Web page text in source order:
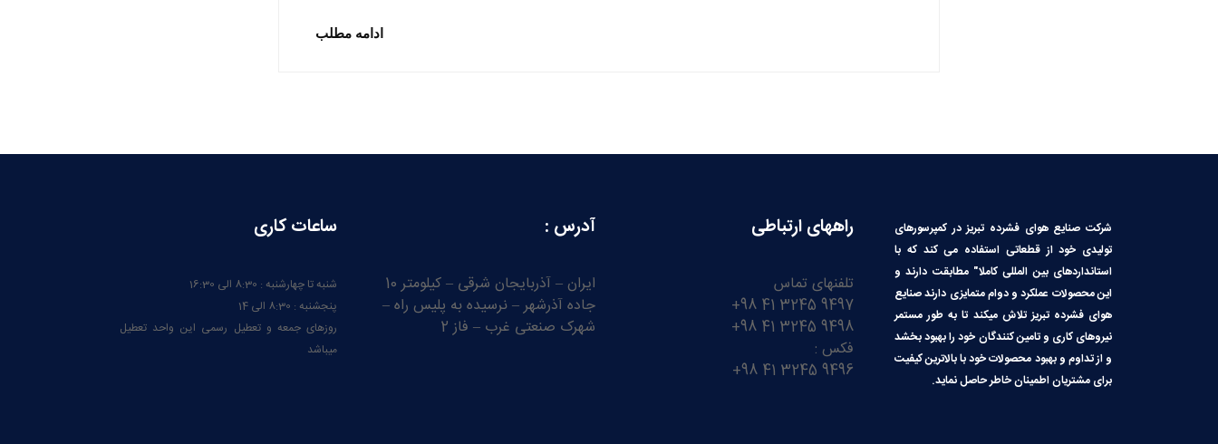
ادامه مطلب
شرکت صنایع هوای فشرده تبریز در کمپرسورهای
تولیدی خود از قطعاتی استفاده می کند که با
استانداردهای بین المللی کاملا″ مطابقت دارند و
این محصولات عملکرد و دوام متمایزی دارند صنایع
هوای فشرده تبریز تلاش میکند تا به طور مستمر
نیروهای کاری و تامین کنندگان خود را بهبود بخشد
و از تداوم و بهبود محصولات خود با بالاترین کیفیت
برای مشتریان اطمینان خاطر حاصل نماید.
راههای ارتباطی
تلفنهای تماس
9497 3245 41 98+
9498 3245 41 98+
فکس :
9496 3245 41 98+
آدرس :
ایران – آذربایجان شرقی – کیلومتر 10
جاده آذرشهر – نرسیده به پلیس راه –
شهرک صنعتی غرب – فاز 2
ساعات کاری
شنبه تا چهارشنبه : 8:30 الی 16:30
پنجشنبه : 8:30 الی 14
روزهای جمعه و تعطیل رسمی این واحد تعطیل
میباشد